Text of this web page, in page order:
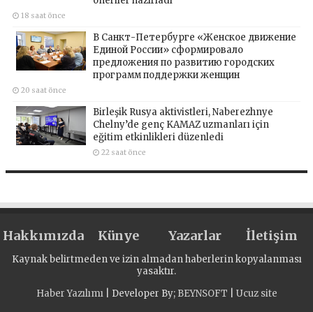
18 saat önce
В Санкт-Петербурге «Женское движение
Единой России» сформировало
предложения по развитию городских
программ поддержки женщин
20 saat önce
Birleşik Rusya aktivistleri, Naberezhnye
Chelny’de genç KAMAZ uzmanları için
eğitim etkinlikleri düzenledi
22 saat önce
Hakkımızda Künye Yazarlar İletişim
Kaynak belirtmeden ve izin almadan haberlerin kopyalanması
yasaktır.
Haber Yazılımı| Developer By; BEYNSOFT Ucuz site